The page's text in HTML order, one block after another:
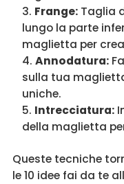
Frange: Taglia
lungo la parte
maglietta per
Annodatura:
sulla tua
uniche.
Intrecciatura:
della maglietta
Queste tecniche
le 10 idee fai da te